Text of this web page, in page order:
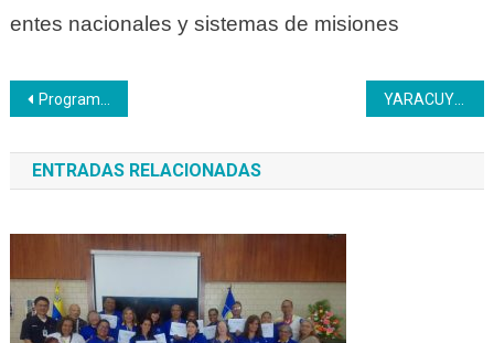
entes nacionales y sistemas de misiones
Navegación
de
entradas
Programa Nacional de Aprendizaje como punta de lanza del instituto YARACUY | Coordinación Juventud Productiva del Inces realiza diversas actividades
ENTRADAS RELACIONADAS